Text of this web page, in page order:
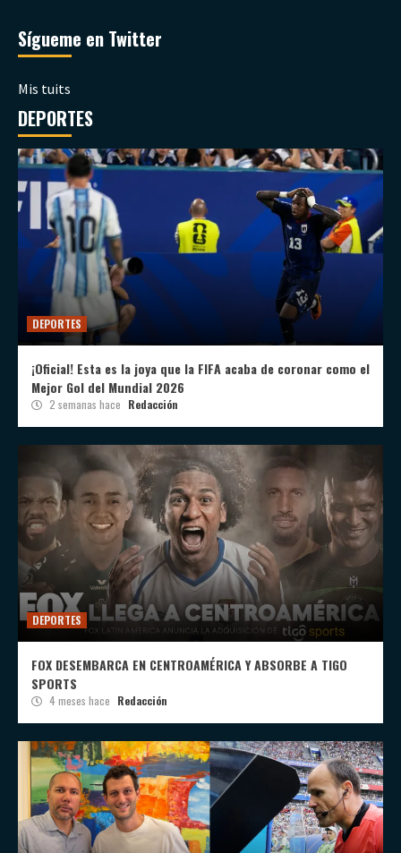
Sígueme en Twitter
Mis tuits
DEPORTES
DEPORTES
¡Oficial! Esta es la joya que la FIFA acaba de coronar como el
Mejor Gol del Mundial 2026
2 semanas hace Redacción
DEPORTES
FOX DESEMBARCA EN CENTROAMÉRICA Y ABSORBE A TIGO
SPORTS
4 meses hace Redacción